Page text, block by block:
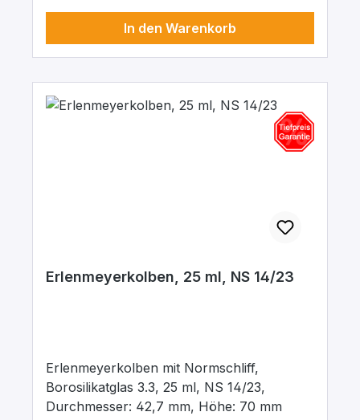
In den Warenkorb
Erlenmeyerkolben, 25 ml, NS 14/23
Erlenmeyerkolben mit Normschliff,
Borosilikatglas 3.3, 25 ml, NS 14/23,
Durchmesser: 42,7 mm, Höhe: 70 mm